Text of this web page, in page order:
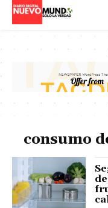
consumo